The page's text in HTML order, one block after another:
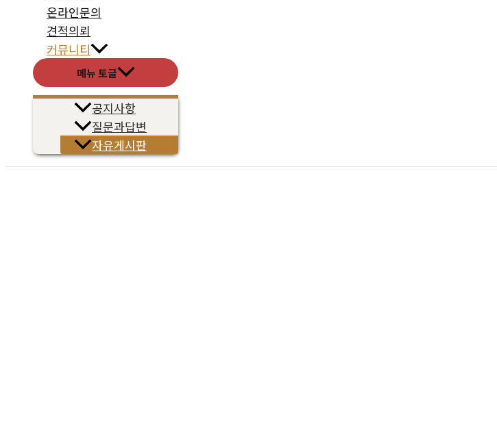
온라인문의
견적의뢰
커뮤니티
메뉴 토글
공지사항
질문과답변
자유게시판